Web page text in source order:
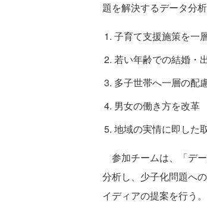
題を解決するデータ分
子育て支援施策を一
若い年齢での結婚・
多子世帯へ一層の配
男女の働き方を改革
地域の実情に即した
参加チームは、「デ
分析し、少子化問題へ
イディアの提案を行う。